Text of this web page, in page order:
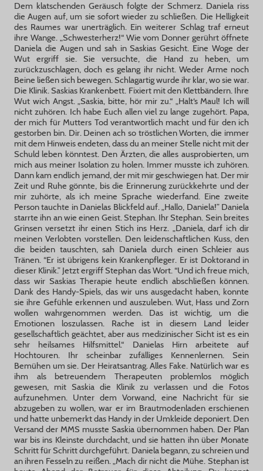
Dem klatschenden Geräusch folgte der Schmerz. Daniela riss
die Augen auf, um sie sofort wieder zu schließen. Die Helligkeit
des Raumes war unerträglich. Ein weiterer Schlag traf erneut
ihre Wange. „Schwesterherz!“ Wie vom Donner gerührt öffnete
Daniela die Augen und sah in Saskias Gesicht. Eine Woge der
Wut ergriff sie. Sie versuchte, die Hand zu heben, um
zurückzuschlagen, doch es gelang ihr nicht. Weder Arme noch
Beine ließen sich bewegen. Schlagartig wurde ihr klar, wo sie war.
Die Klinik. Saskias Krankenbett. Fixiert mit den Klettbändern. Ihre
Wut wich Angst. „Saskia, bitte, hör mir zu.“ „Halt‘s Maul! Ich will
nicht zuhören. Ich habe Euch allen viel zu lange zugehört. Papa,
der mich für Mutters Tod verantwortlich macht und für den ich
gestorben bin. Dir. Deinen ach so tröstlichen Worten, die immer
mit dem Hinweis endeten, dass du an meiner Stelle nicht mit der
Schuld leben könntest. Den Ärzten, die alles ausprobierten, um
mich aus meiner Isolation zu holen. Immer musste ich zuhören.
Dann kam endlich jemand, der mit mir geschwiegen hat. Der mir
Zeit und Ruhe gönnte, bis die Erinnerung zurückkehrte und der
mir zuhörte, als ich meine Sprache wiederfand. Eine zweite
Person tauchte in Danielas Blickfeld auf. „Hallo, Daniela!” Daniela
starrte ihn an wie einen Geist. Stephan. Ihr Stephan. Sein breites
Grinsen versetzt ihr einen Stich ins Herz. „Daniela, darf ich dir
meinen Verlobten vorstellen. Den leidenschaftlichen Kuss, den
die beiden tauschten, sah Daniela durch einen Schleier aus
Tränen. “Er ist übrigens kein Krankenpfleger. Er ist Doktorand in
dieser Klinik.” Jetzt ergriff Stephan das Wort. “Und ich freue mich,
dass wir Saskias Therapie heute endlich abschließen können.
Dank des Handy-Spiels, das wir uns ausgedacht haben, konnte
sie ihre Gefühle erkennen und auszuleben. Wut, Hass und Zorn
wollen wahrgenommen werden. Das ist wichtig, um die
Emotionen loszulassen. Rache ist in diesem Land leider
gesellschaftlich geächtet, aber aus medizinischer Sicht ist es ein
sehr heilsames Hilfsmittel.“ Danielas Hirn arbeitete auf
Hochtouren. Ihr scheinbar zufälliges Kennenlernen. Sein
Bemühen um sie. Der Heiratsantrag. Alles Fake. Natürlich war es
ihm als betreuendem Therapeuten problemlos möglich
gewesen, mit Saskia die Klinik zu verlassen und die Fotos
aufzunehmen. Unter dem Vorwand, eine Nachricht für sie
abzugeben zu wollen, war er im Brautmodenladen erschienen
und hatte unbemerkt das Handy in der Umkleide deponiert. Den
Versand der MMS musste Saskia übernommen haben. Der Plan
war bis ins Kleinste durchdacht, und sie hatten ihn über Monate
Schritt für Schritt durchgeführt. Daniela begann, zu schreien und
an ihren Fesseln zu reißen. „Mach dir nicht die Mühe. Stephan ist